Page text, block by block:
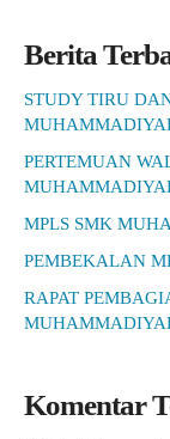
Berita
STUDY TIRU
PERTEMUAN
MPLS SMK
PEMBEKALAN
RAPAT
Komentar